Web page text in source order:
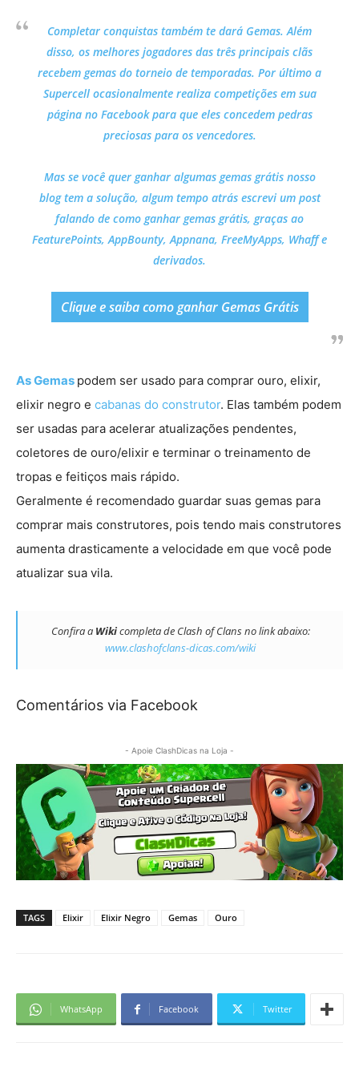
Completar conquistas também te dará Gemas. Além
disso, os melhores jogadores das três principais clãs
recebem gemas do torneio de temporadas. Por último a
Supercell ocasionalmente realiza competições em sua
página no Facebook para que eles concedem pedras
preciosas para os vencedores.
Mas se você quer ganhar algumas gemas grátis nosso
blog tem a solução, algum tempo atrás escrevi um post
falando de como ganhar gemas grátis, graças ao
FeaturePoints,AppBounty,Appnana, FreeMyApps, Whaffe
derivados.
Clique e saiba como ganhar Gemas Grátis
As Gemas podem ser usado para comprar ouro, elixir,
elixir negro e cabanas do construtor. Elas também podem
ser usadas ​​para acelerar atualizações pendentes,
coletores de ouro/elixir e terminar o treinamento de
tropas e feitiços mais rápido.
Geralmente é recomendado guardar suas gemas para
comprar mais construtores, pois tendo mais construtores
aumenta drasticamente a velocidade em que você pode
atualizar sua vila.
Confira a Wikicompleta de Clash of Clans no link abaixo:
www.clashofclans-dicas.com/wiki
Comentários via Facebook
- Apoie ClashDicas na Loja -
TAGS Elixir Elixir Negro Gemas Ouro
WhatsApp Facebook Twitter